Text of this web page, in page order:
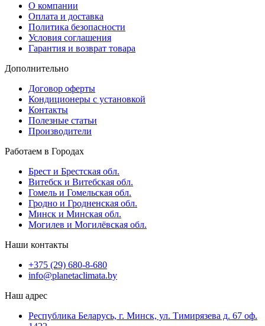
О компании
Оплата и доставка
Политика безопасности
Условия соглашения
Гарантия и возврат товара
Дополнительно
Договор оферты
Кондиционеры с установкой
Контакты
Полезные статьи
Производители
Работаем в Городах
Брест и Брестская обл.
Витебск и Витебская обл.
Гомель и Гомельская обл.
Гродно и Гродненская обл.
Минск и Минская обл.
Могилев и Могилёвская обл.
Наши контакты
+375 (29) 680-8-680
info@planetaclimata.by
Наш адрес
Республика Беларусь, г. Минск, ул. Тимирязева д. 67 оф.